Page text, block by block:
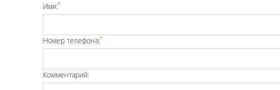
Имя:*
Номер телефона:*
Комментарий: